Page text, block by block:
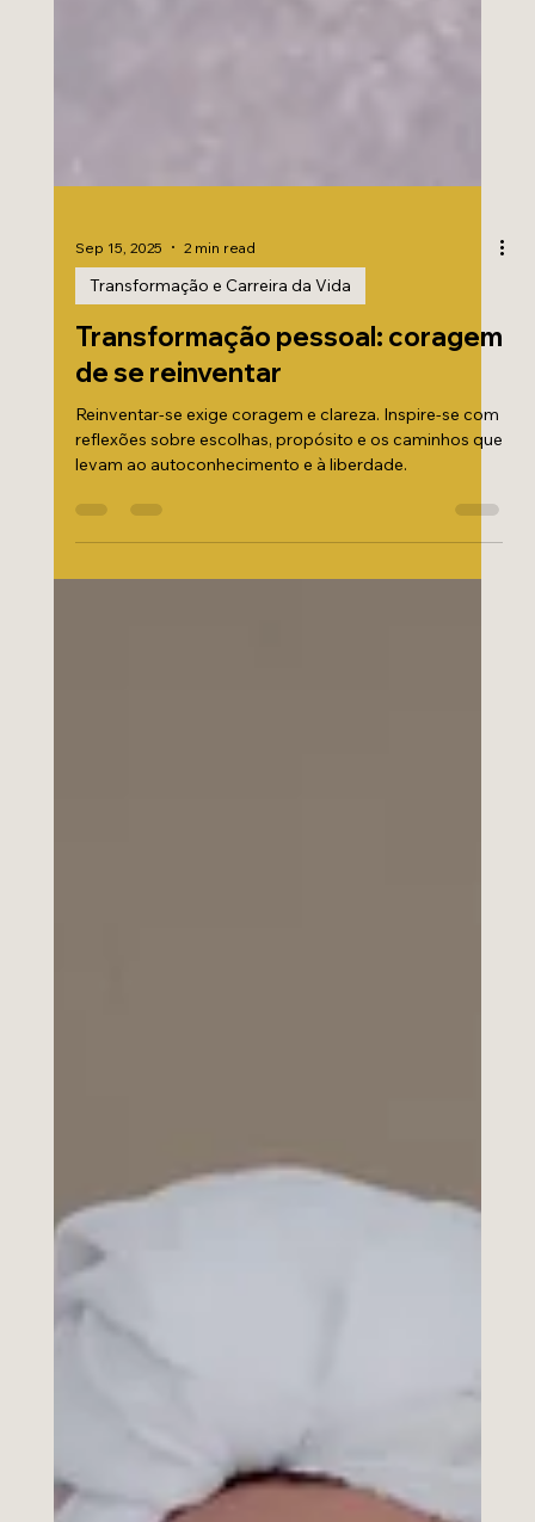
Sep 15, 2025 2 min read
Transformação e Carreira da Vida
Transformação pessoal: coragem
de se reinventar
Reinventar-se exige coragem e clareza. Inspire-se com
levam ao autoconhecimento e à liberdade.